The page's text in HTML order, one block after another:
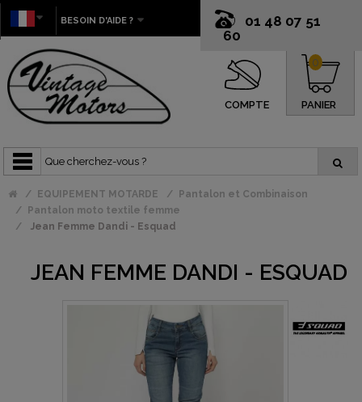
01 48 07 51
60
BESOIN D'AIDE ?
COMPTE PANIER
0
EQUIPEMENT MOTARDE
Pantalon et Combinaison
Pantalon moto textile femme
Jean Femme Dandi - Esquad
JEAN FEMME DANDI - ESQUAD